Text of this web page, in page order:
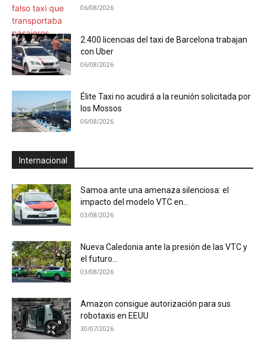
06/08/2026
2.400 licencias del taxi de Barcelona trabajan
con Uber
06/08/2026
Élite Taxi no acudirá a la reunión solicitada por
los Mossos
06/08/2026
Internacional
Samoa ante una amenaza silenciosa: el
impacto del modelo VTC en...
03/08/2026
Nueva Caledonia ante la presión de las VTC y
el futuro...
03/08/2026
Amazon consigue autorización para sus
robotaxis en EEUU
30/07/2026